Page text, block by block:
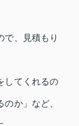
で、見積もり
してくれるの
か」など、